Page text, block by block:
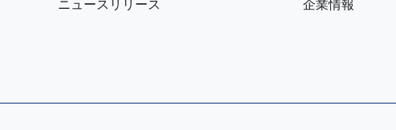
ニュースリリース 企業情報